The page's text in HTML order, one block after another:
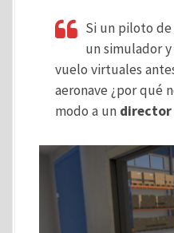
Si un piloto de
un simulador
vuelo virtuales
aeronave ¿por qué
modo a un director